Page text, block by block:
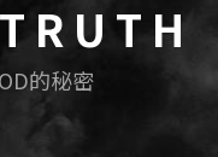
R U T H
的秘密